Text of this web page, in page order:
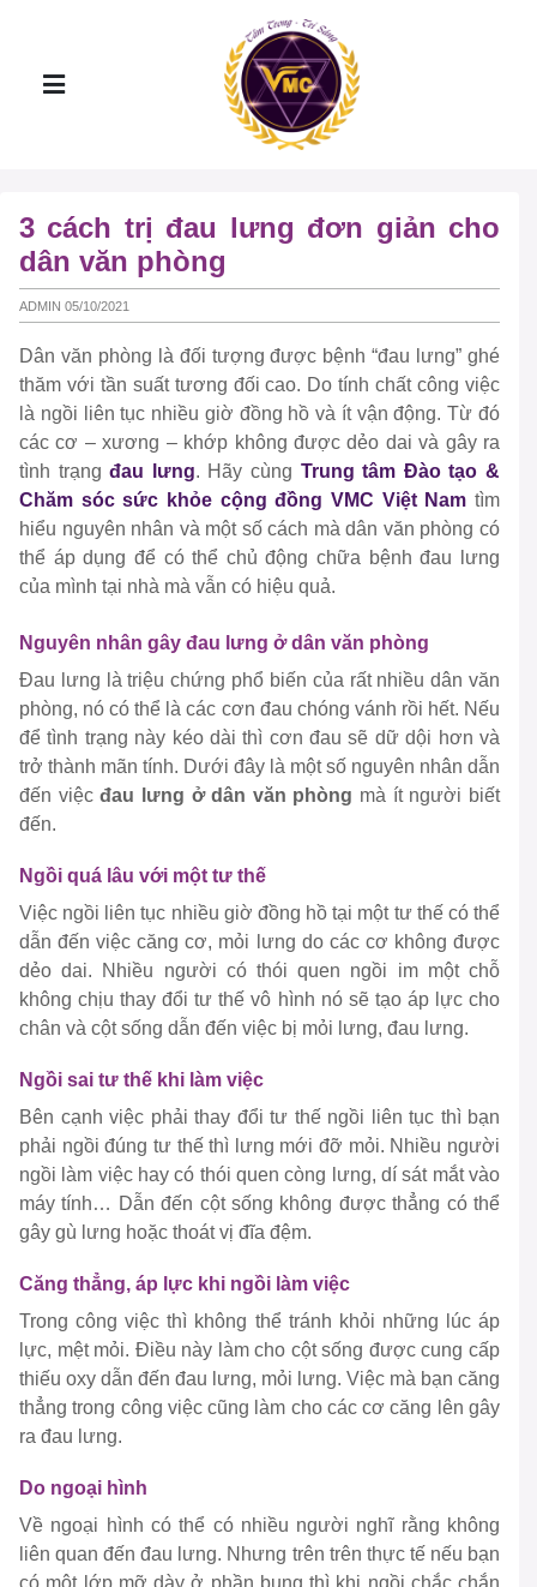
3 cách trị đau lưng đơn giản cho
dân văn phòng
ADMIN 05/10/2021
Dân văn phòng là đối tượng được bệnh “đau lưng” ghé
thăm với tần suất tương đối cao. Do tính chất công việc
là ngồi liên tục nhiều giờ đồng hồ và ít vận động. Từ đó
các cơ – xương – khớp không được dẻo dai và gây ra
tình trạngđau lưng. Hãy cùng Trung tâm Đào tạo &
Chăm sóc sức khỏe cộng đồng VMC Việt Nam tìm
hiểu nguyên nhân và một số cách mà dân văn phòng có
thể áp dụng để có thể chủ động chữa bệnh đau lưng
của mình tại nhà mà vẫn có hiệu quả.
Nguyên nhân gây đau lưng ở dân văn phòng
Đau lưng là triệu chứng phổ biến của rất nhiều dân văn
phòng, nó có thể là các cơn đau chóng vánh rồi hết. Nếu
để tình trạng này kéo dài thì cơn đau sẽ dữ dội hơn và
trở thành mãn tính. Dưới đây là một số nguyên nhân dẫn
đến việcđau lưng ở dân văn phòng mà ít người biết
đến.
Ngồi quá lâu với một tư thế
Việc ngồi liên tục nhiều giờ đồng hồ tại một tư thế có thể
dẫn đến việc căng cơ, mỏi lưng do các cơ không được
dẻo dai. Nhiều người có thói quen ngồi im một chỗ
không chịu thay đổi tư thế vô hình nó sẽ tạo áp lực cho
chân và cột sống dẫn đến việc bị mỏi lưng, đau lưng.
Ngồi sai tư thế khi làm việc
Bên cạnh việc phải thay đổi tư thế ngồi liên tục thì bạn
phải ngồi đúng tư thế thì lưng mới đỡ mỏi. Nhiều người
ngồi làm việc hay có thói quen còng lưng, dí sát mắt vào
máy tính… Dẫn đến cột sống không được thẳng có thể
gây gù lưng hoặc thoát vị đĩa đệm.
Căng thẳng, áp lực khi ngồi làm việc
Trong công việc thì không thể tránh khỏi những lúc áp
lực, mệt mỏi. Điều này làm cho cột sống được cung cấp
thiếu oxy dẫn đến đau lưng, mỏi lưng. Việc mà bạn căng
thẳng trong công việc cũng làm cho các cơ căng lên gây
ra đau lưng.
Do ngoại hình
Về ngoại hình có thể có nhiều người nghĩ rằng không
liên quan đến đau lưng. Nhưng trên trên thực tế nếu bạn